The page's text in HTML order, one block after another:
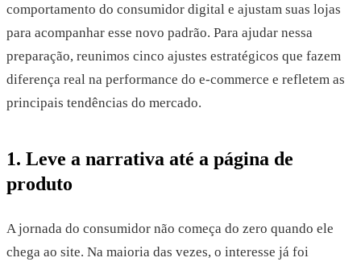
comportamento do consumidor digital e ajustam suas lojas
para acompanhar esse novo padrão. Para ajudar nessa
preparação, reunimos cinco ajustes estratégicos que fazem
diferença real na performance do e-commerce e refletem as
principais tendências do mercado.
1. Leve a narrativa até a página de
produto
A jornada do consumidor não começa do zero quando ele
chega ao site. Na maioria das vezes, o interesse já foi